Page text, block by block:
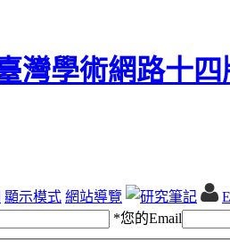
顯示模式 網站導覽
*您的Email